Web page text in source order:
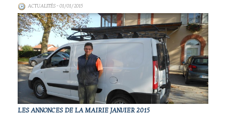
ACTUALITÉS- 01/01/2015
LES ANNONCES DE LA MAIRIE JANVIER 2015